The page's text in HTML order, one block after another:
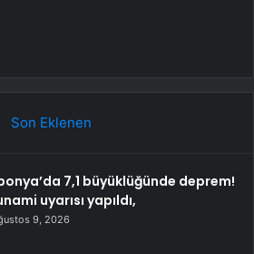
Son Eklenen
7,1 büyüklüğünde deprem!
uyarısı yapıldı,
9, 2026